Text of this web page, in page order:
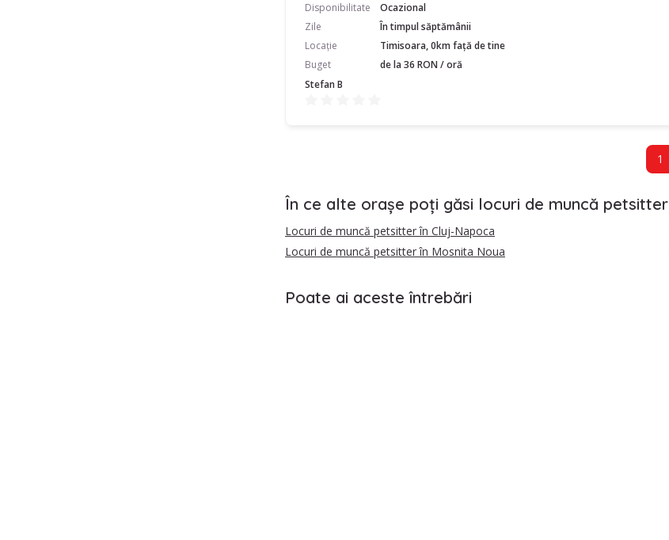
Disponibilitate
Ocazional
Zile
În timpul săptămânii
Locație
Timisoara, 0km față de tine
Buget
de la 36 RON / oră
Stefan B
1
În ce alte orașe poți găsi locuri de muncă petsitter
Locuri de muncă petsitter în Cluj-Napoca
Locuri de muncă petsitter în Mosnita Noua
Poate ai aceste întrebări